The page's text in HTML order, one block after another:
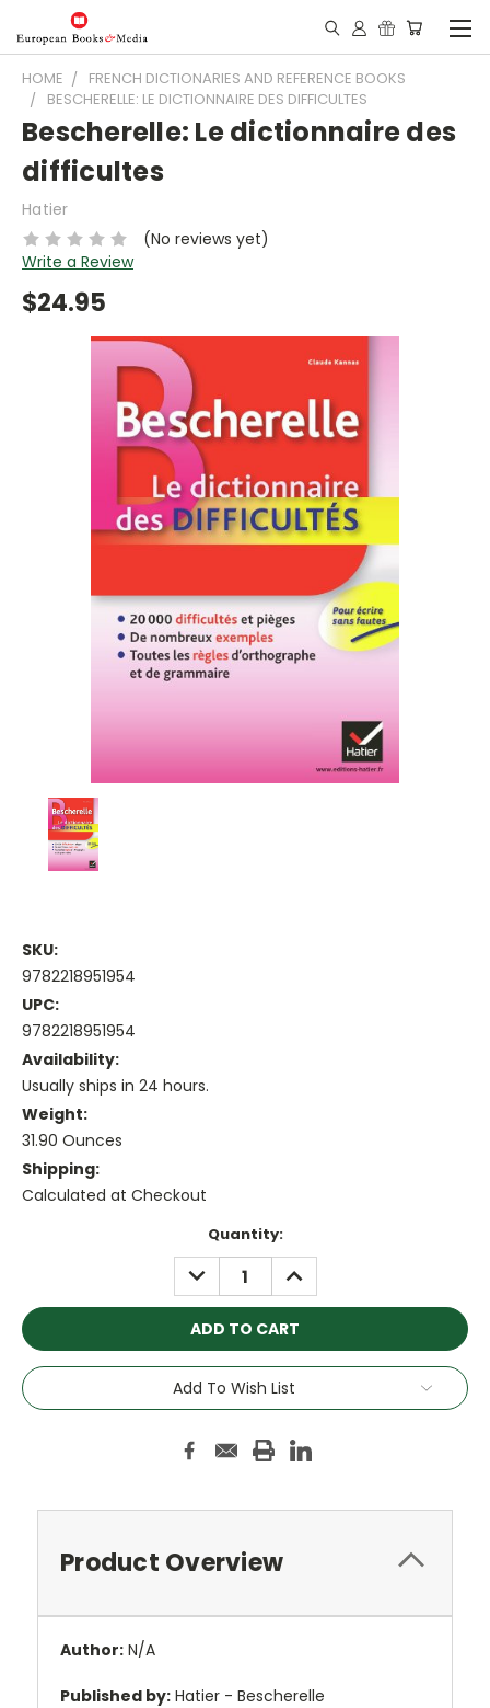
HOME
FRENCH DICTIONARIES AND REFERENCE BOOKS
BESCHERELLE: LE DICTIONNAIRE DES DIFFICULTES
Bescherelle: Le dictionnaire des
difficultes
Hatier
(No reviews yet)
Write a Review
$24.95
SKU:
9782218951954
UPC:
9782218951954
Availability:
Usually ships in 24 hours.
Weight:
31.90 Ounces
Shipping:
Calculated at Checkout
Quantity:
DECREASE
QUANTITY:
INCREASE
QUANTITY:
Add To Wish List
Product Overview
Author: N/A
Published by: Hatier - Bescherelle